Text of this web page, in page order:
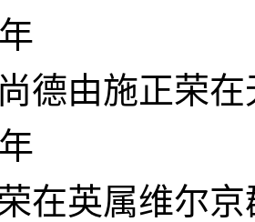
年
由施正荣在
年
英属维尔京